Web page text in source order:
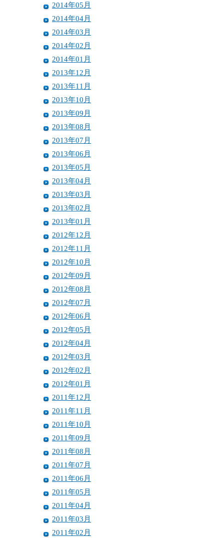
2014年05月
2014年04月
2014年03月
2014年02月
2014年01月
2013年12月
2013年11月
2013年10月
2013年09月
2013年08月
2013年07月
2013年06月
2013年05月
2013年04月
2013年03月
2013年02月
2013年01月
2012年12月
2012年11月
2012年10月
2012年09月
2012年08月
2012年07月
2012年06月
2012年05月
2012年04月
2012年03月
2012年02月
2012年01月
2011年12月
2011年11月
2011年10月
2011年09月
2011年08月
2011年07月
2011年06月
2011年05月
2011年04月
2011年03月
2011年02月